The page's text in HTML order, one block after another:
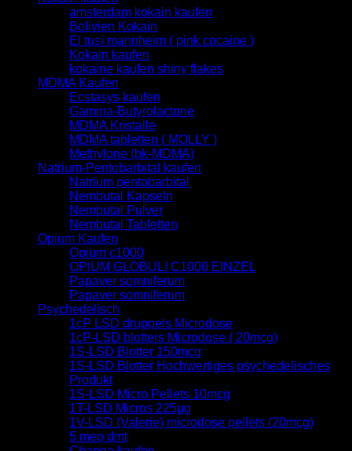
amsterdam kokain kaufen
Bolivien Kokain
El tusi mannheim ( pink cocaine )
Kokain kaufen
kokaine kaufen shiny flakes
MDMA Kaufen
Ecstasys kaufen
Gamma-Butyrolactone
MDMA Kristalle
MDMA tabletten ( MOLLY )
Methylone (bk-MDMA)
Natrium-Pentobarbital kaufen
Natrium pentobarbital
Nembutal Kapseln
Nembutal Pulver
Nembutal Tabletten
Opium Kaufen
Opium c1000
OPIUM GLOBULI C1000 EINZEL
Papaver somniferum
Papaver somniferum
Psychedelisch
1cP LSD druppels Microdose
1cP-LSD blotters Microdose ( 20mcg)
1S-LSD Blotter 150mcg
1S-LSD Blotter Hochwertiges psychedelisches
Produkt
1S-LSD Micro Pellets 10mcg
1T-LSD Micros 225μg
1V-LSD (Valerie) microdose pellets (20mcg)
5 meo dmt